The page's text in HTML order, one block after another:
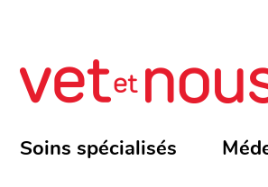
Soins spécialisés